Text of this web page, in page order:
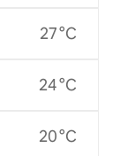
27 °C
24 °C
20 °C